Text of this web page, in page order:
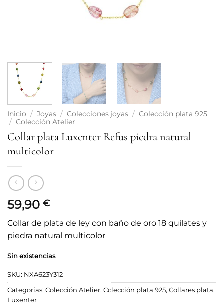
Inicio / Joyas / Colecciones joyas / Colección plata 925
/ Colección Atelier
Collar plata Luxenter Refus piedra natural
multicolor
59,90 €
Collar de plata de ley con baño de oro 18 quilates y
piedra natural multicolor
Sin existencias
SKU: NXA623Y312
Categorías: Colección Atelier, Colección plata 925, Collares plata,
Luxenter